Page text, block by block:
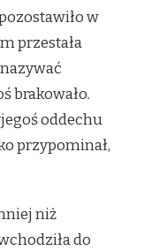
w
przestała
brakowało.
oddechu
przypominał,
niż
do